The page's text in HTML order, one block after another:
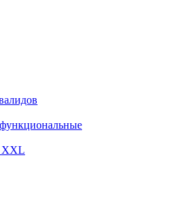
XXL